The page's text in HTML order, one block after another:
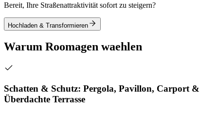
Bereit, Ihre Straßenattraktivität sofort zu steigern?
Hochladen & Transformieren
Warum Roomagen waehlen
Schatten & Schutz: Pergola, Pavillon, Carport &
Überdachte Terrasse